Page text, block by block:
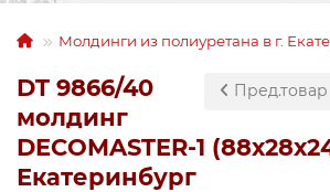
Молдинги из полиуретана в г.
Пред.товар
DT 9866/40
молдинг
DECOMASTER-1
Екатеринбург